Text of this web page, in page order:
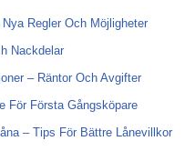
Regler Och Möjligheter
Nackdelar
– Räntor Och Avgifter
För Första Gångsköpare
– Tips För Bättre Lånevillkor